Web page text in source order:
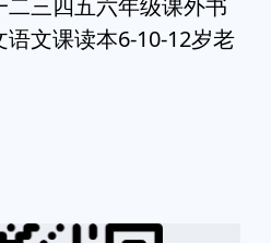
三四五六年级课外书
文课读本6-10-12岁老